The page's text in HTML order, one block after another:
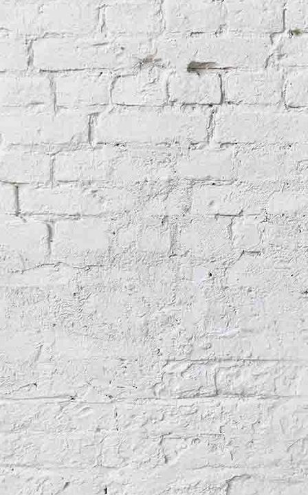
canmore_image_SC00792789